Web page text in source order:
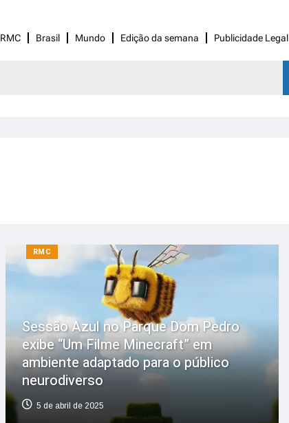
RMC Brasil Mundo Edição da semana Publicidade Legal
RMC
Sessão Azul no Parque Dom Pedro
exibe “Um Filme Minecraft” em
ambiente adaptado para o público
neurodiverso
5 de abril de 2025